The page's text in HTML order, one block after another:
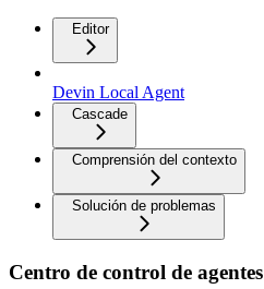
Editor
Devin Local Agent
Cascade
Comprensión del contexto
Solución de problemas
Centro de control de agentes